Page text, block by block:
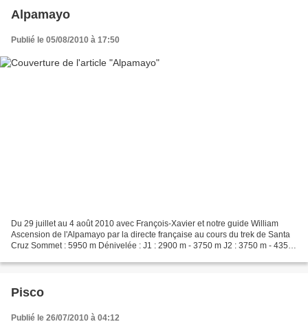
Alpamayo
Publié le 05/08/2010 à 17:50
Du 29 juillet au 4 août 2010 avec François-Xavier et notre guide William
Ascension de l'Alpamayo par la directe française au cours du trek de Santa
Cruz Sommet : 5950 m Dénivelée : J1 : 2900 m - 3750 m J2 : 3750 m - 4350
Pisco
Publié le 26/07/2010 à 04:12